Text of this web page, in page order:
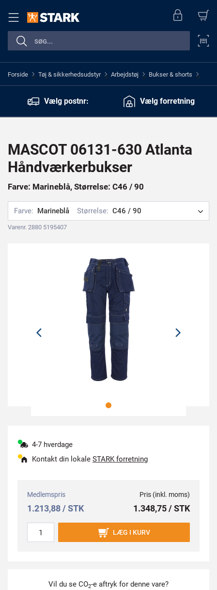
Forside > Tøj & sikkerhedsudstyr > Arbejdstøj > Bukser & shorts >
Vælg postnr: Vælg forretning
MASCOT 06131-630 Atlanta
Håndværkerbukser
Farve: Marineblå, Størrelse: C46 / 90
Farve: Marineblå Størrelse: C46 / 90
Varenr. 2880 5195407
4-7 hverdage
Kontakt din lokale STARK forretning
Medlemspris
1.213,88 / STK
Pris (inkl. moms)
1.348,75 / STK
LÆG I KURV
Vil du se CO2-e aftryk for denne vare?